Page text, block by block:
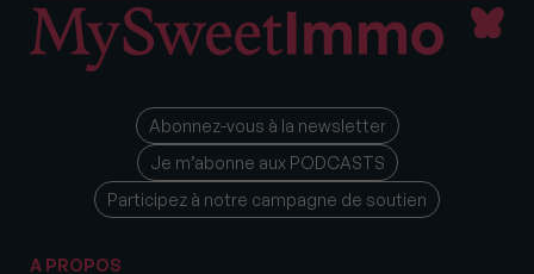
Abonnez-vous à la newsletter
Je m’abonne aux PODCASTS
Participez à notre campagne de soutien
A PROPOS